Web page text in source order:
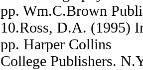
pp. Wm.C.Brown
10.Ross, D.A. (1995)
pp. Harper Collins
College Publishers.